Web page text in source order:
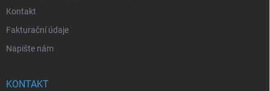
Kontakt
Fakturační údaje
Napište nám
KONTAKT